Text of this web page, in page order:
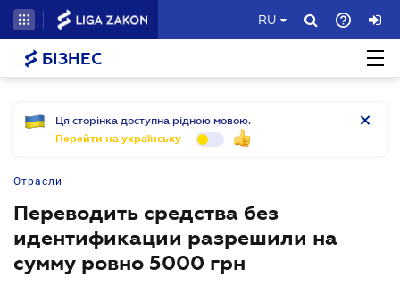
RU
БІЗНЕС
Ця сторінка доступна рідною мовою.
Перейти на українську
Отрасли
Переводить средства без
идентификации разрешили на
сумму ровно 5000 грн